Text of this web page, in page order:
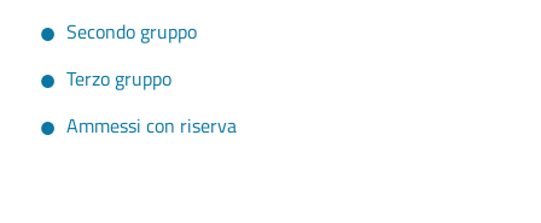
Secondo gruppo
Terzo gruppo
Ammessi con riserva